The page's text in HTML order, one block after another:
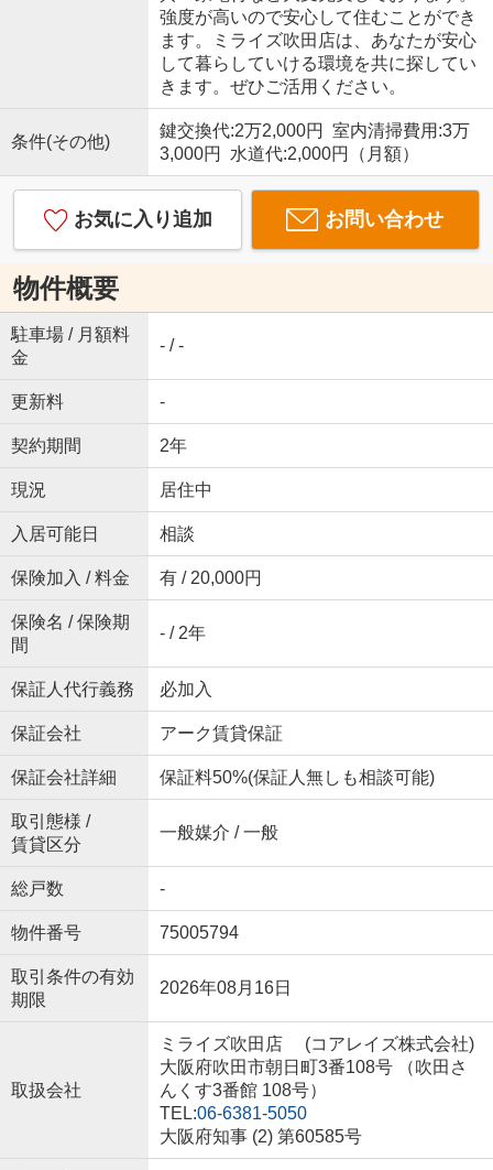
強度が高いので安心して住むことができ
ます。ミライズ吹田店は、あなたが安心
して暮らしていける環境を共に探してい
きます。ぜひご活用ください。
条件(その他)
鍵交換代:2万2,000円 室内清掃費用:3万
3,000円 水道代:2,000円（月額）
お気に入り追加 お問い合わせ
物件概要
駐車場 / 月額料
金
- / -
更新料 -
契約期間 2年
現況 居住中
入居可能日 相談
保険加入 / 料金 有 / 20,000円
保険名 / 保険期
間
- / 2年
保証人代行義務 必加入
保証会社 アーク賃貸保証
保証会社詳細 保証料50%(保証人無しも相談可能)
取引態様 /
賃貸区分
一般媒介 / 一般
総戸数 -
物件番号 75005794
取引条件の有効
期限
2026年08月16日
取扱会社
ミライズ吹田店 (コアレイズ株式会社)
大阪府吹田市朝日町3番108号 （吹田さ
んくす3番館 108号）
TEL:06-6381-5050
大阪府知事 (2) 第60585号